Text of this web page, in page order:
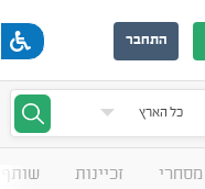
התחבר
מסחרי זכיינות